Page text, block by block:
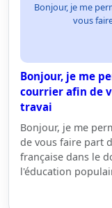
Bonjour, je me
vous
Bonjour, je me
courrier afin de
travai
Bonjour, je me
de vous faire part
française dans le
l'éducation